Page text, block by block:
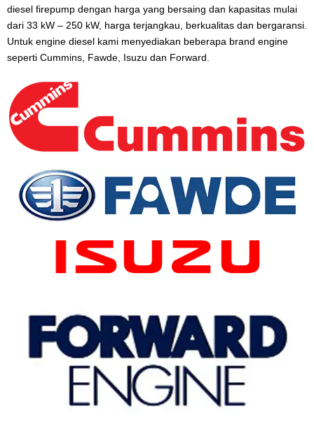
diesel firepump dengan harga yang bersaing dan kapasitas mulai
dari 33 kW – 250 kW, harga terjangkau, berkualitas dan bergaransi.
Untuk engine diesel kami menyediakan beberapa brand engine
seperti Cummins, Fawde, Isuzu dan Forward.